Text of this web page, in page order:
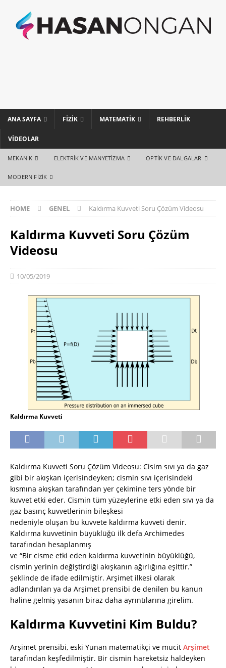
ANA SAYFA FIZIK MATEMATIK REHBERLIK
VIDEOLAR
MEKANIK ELEKTRIK VE MANYETIZMA OPTIK VE DALGALAR
MODERN FIZIK
HOME GENEL Kaldırma Kuvveti Soru Çözüm Videosu
Kaldırma Kuvveti Soru Çözüm
Videosu
10/05/2019
Kaldırma Kuvveti
Kaldırma Kuvveti Soru Çözüm Videosu: Cisim sıvı ya da gaz
gibi bir akışkan içerisindeyken; cismin sıvı içerisindeki
kısmına akışkan tarafından yer çekimine ters yönde bir
kuvvet etki eder. Cismin tüm yüzeylerine etki eden sıvı ya da
gaz basınç kuvvetlerinin bileşkesi
nedeniyle oluşan bu kuvvete kaldırma kuvveti denir.
Kaldırma kuvvetinin büyüklüğü ilk defa Archimedes
tarafından hesaplanmış
ve “Bir cisme etki eden kaldırma kuvvetinin büyüklüğü,
cismin yerinin değiştirdiği akışkanın ağırlığına eşittir.”
şeklinde de ifade edilmiştir. Arşimet ilkesi olarak
adlandırılan ya da Arşimet prensibi de denilen bu kanun
haline gelmiş yasanın biraz daha ayrıntılarına girelim.
Kaldırma Kuvvetini Kim Buldu?
Arşimet prensibi, eski Yunan matematikçi ve mucit Arşimet
tarafından keşfedilmiştir. Bir cismin hareketsiz haldeyken